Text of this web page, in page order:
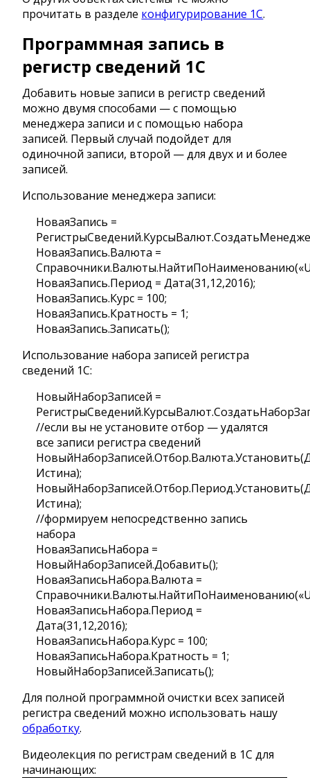
прочитать в разделе конфигурирование 1С.
Программная запись в
регистр сведений 1С
Добавить новые записи в регистр сведений
можно двумя способами — с помощью
менеджера записи и с помощью набора
записей. Первый случай подойдет для
одиночной записи, второй — для двух и и более
записей.
Использование менеджера записи:
НоваяЗапись =
НоваяЗапись.Валюта =
НоваяЗапись.Период = Дата(31,12,2016);
НоваяЗапись.Курс = 100;
НоваяЗапись.Кратность = 1;
НоваяЗапись.Записать();
Использование набора записей регистра
сведений 1С:
НовыйНаборЗаписей =
//если вы не установите отбор — удалятся
все записи регистра сведений
Истина);
Истина);
//формируем непосредственно запись
набора
НоваяЗаписьНабора =
НовыйНаборЗаписей.Добавить();
НоваяЗаписьНабора.Валюта =
НоваяЗаписьНабора.Период =
Дата(31,12,2016);
НоваяЗаписьНабора.Курс = 100;
НоваяЗаписьНабора.Кратность = 1;
НовыйНаборЗаписей.Записать();
Для полной программной очистки всех записей
регистра сведений можно использовать нашу
обработку.
Видеолекция по регистрам сведений в 1С для
начинающих: